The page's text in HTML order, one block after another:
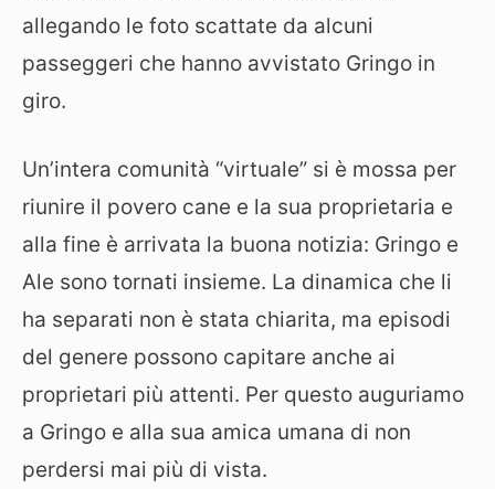
allegando le foto scattate da alcuni
passeggeri che hanno avvistato Gringo in
giro.
Un’intera comunità “virtuale” si è mossa per
riunire il povero cane e la sua proprietaria e
alla fine è arrivata la buona notizia: Gringo e
Ale sono tornati insieme. La dinamica che li
ha separati non è stata chiarita, ma episodi
del genere possono capitare anche ai
proprietari più attenti. Per questo auguriamo
a Gringo e alla sua amica umana di non
perdersi mai più di vista.